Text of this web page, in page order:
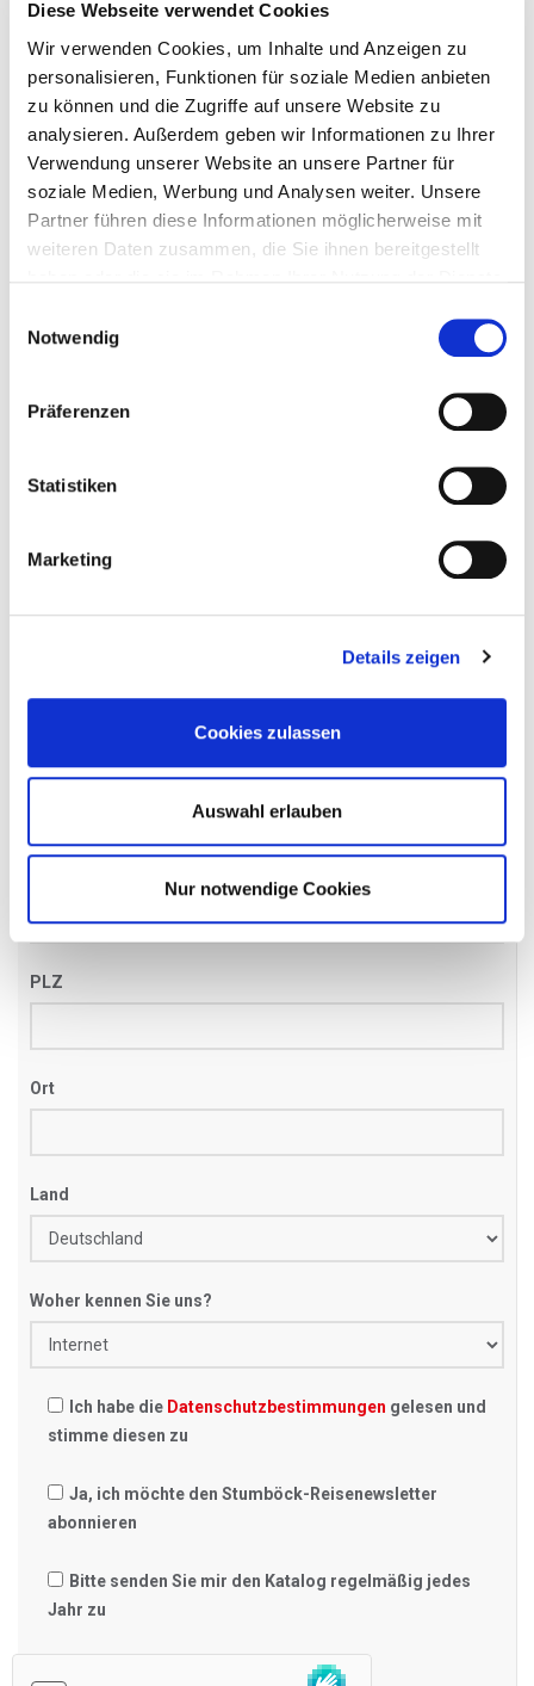
Diese Webseite verwendet Cookies
Wir verwenden Cookies, um Inhalte und Anzeigen zu
personalisieren, Funktionen für soziale Medien anbieten
zu können und die Zugriffe auf unsere Website zu
analysieren. Außerdem geben wir Informationen zu Ihrer
Verwendung unserer Website an unsere Partner für
soziale Medien, Werbung und Analysen weiter. Unsere
Partner führen diese Informationen möglicherweise mit
weiteren Daten zusammen, die Sie ihnen bereitgestellt
Notwendig
Präferenzen
Statistiken
Marketing
Details zeigen
Cookies zulassen
Auswahl erlauben
Nur notwendige Cookies
Bitte bieten Sie mir Flüge an
Persönliche Daten
Anrede
Name*
Telefon*
PLZ
Ort
Land
Woher kennen Sie uns?
Ich habe die Datenschutzbestimmungen gelesen und
stimme diesen zu
Ja, ich möchte den Stumböck-Reisenewsletter
abonnieren
Bitte senden Sie mir den Katalog regelmäßig jedes
Jahr zu